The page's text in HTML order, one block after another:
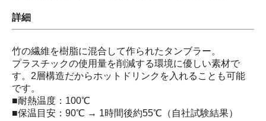
詳細
竹の繊維を樹脂に混合して作られたタンブラー。
プラスチックの使用量を削減する環境に優しい素材で
す。2層構造だからホットドリンクを入れることも可能
です。
■耐熱温度：100℃
■保温目安：90℃ → 1時間後約55℃（自社試験結果）